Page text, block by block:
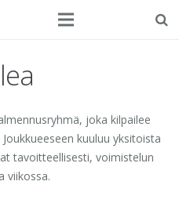
joka kilpailee
kuuluu yksitoista
tavoitteellisesti, voimistelun
viikossa.